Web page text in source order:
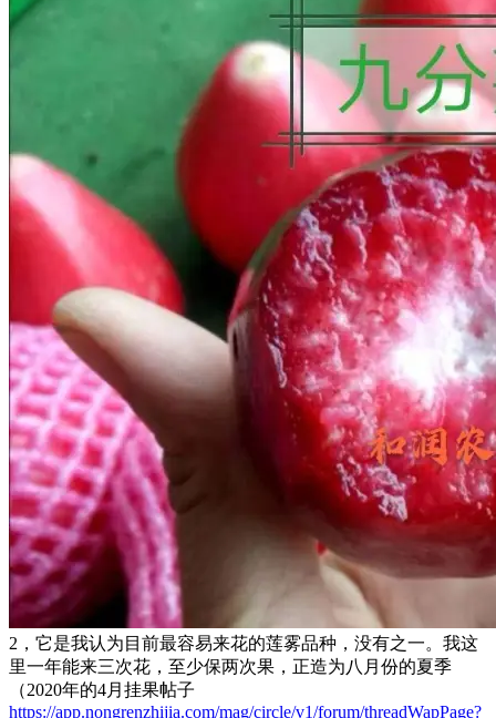
2，它是我认为目前最容易来花的莲雾品种，没有之一。我这
里一年能来三次花，至少保两次果，正造为八月份的夏季
（2020年的4月挂果帖子
https://app.nongrenzhijia.com/mag/circle/v1/forum/threadWapPage?